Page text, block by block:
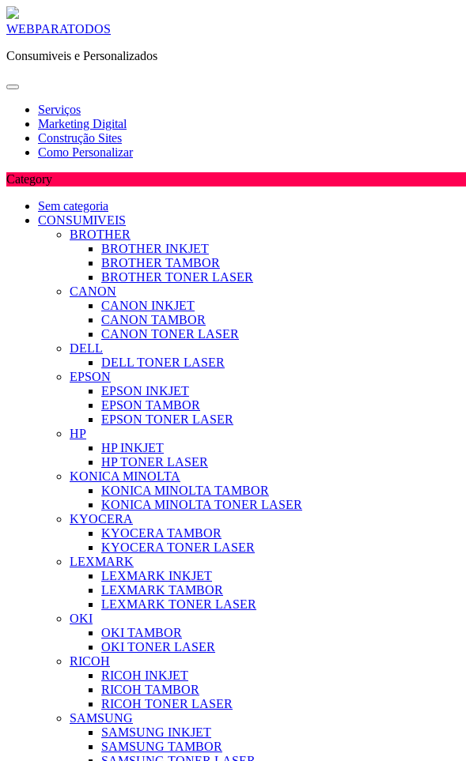
Skip
content
WEBPARATODOS
Consumiveis e Personalizados
Serviços
Marketing Digital
Construção Sites
Como Personalizar
Category
Sem categoria
CONSUMIVEIS
BROTHER
BROTHER INKJET
BROTHER TAMBOR
BROTHER TONER LASER
CANON
CANON INKJET
CANON TAMBOR
CANON TONER LASER
DELL
DELL TONER LASER
EPSON
EPSON INKJET
EPSON TAMBOR
EPSON TONER LASER
HP
HP INKJET
HP TONER LASER
KONICA MINOLTA
KONICA MINOLTA TAMBOR
KONICA MINOLTA TONER LASER
KYOCERA
KYOCERA TAMBOR
KYOCERA TONER LASER
LEXMARK
LEXMARK INKJET
LEXMARK TAMBOR
LEXMARK TONER LASER
OKI
OKI TAMBOR
OKI TONER LASER
RICOH
RICOH INKJET
RICOH TAMBOR
RICOH TONER LASER
SAMSUNG
SAMSUNG INKJET
SAMSUNG TAMBOR